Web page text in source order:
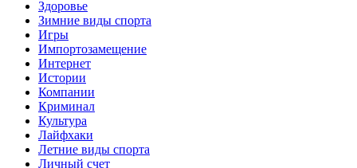
Здоровье
Зимние виды спорта
Игры
Импортозамещение
Интернет
Истории
Компании
Криминал
Культура
Лайфхаки
Летние виды спорта
Личный счет